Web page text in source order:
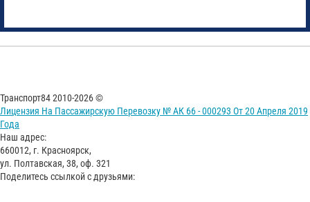
Транспорт84 2010-2026 ©
Лицензия На Пассажирскую Перевозку № АК 66 - 000293 От 20 Апреля 2019
Года
Наш адрес:
660012, г. Красноярск,
ул. Полтавская, 38, оф. 321
Поделитесь ссылкой с друзьями: